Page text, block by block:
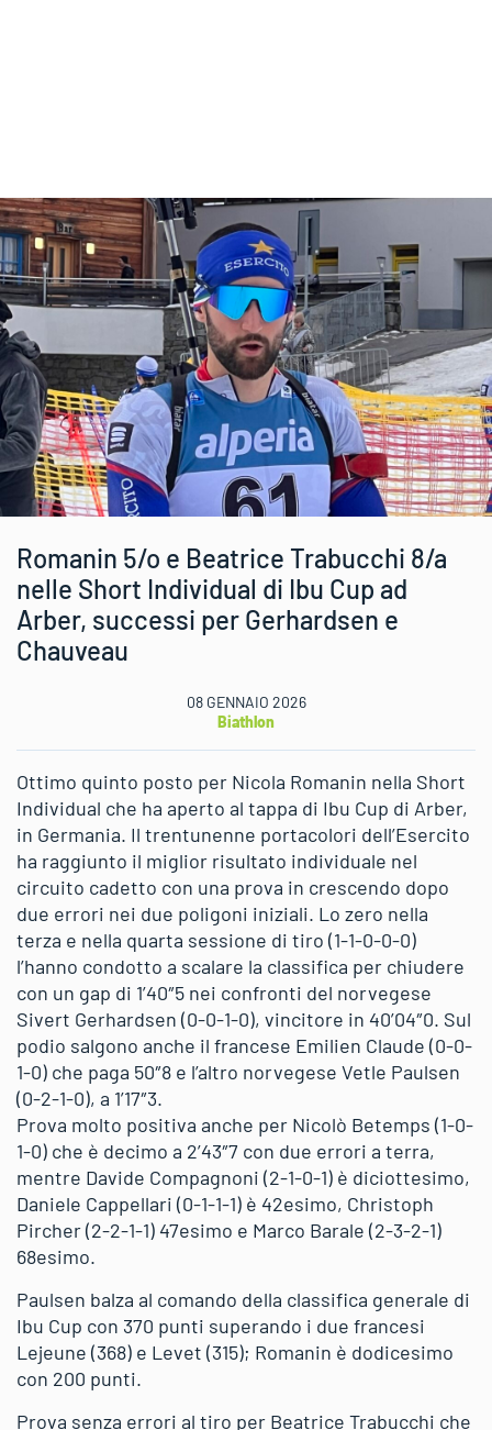
Romanin 5/o e Beatrice Trabucchi 8/a
nelle Short Individual di Ibu Cup ad
Arber, successi per Gerhardsen e
Chauveau
08 GENNAIO 2026
Biathlon
Ottimo quinto posto per Nicola Romanin nella Short
Individual che ha aperto al tappa di Ibu Cup di Arber,
in Germania. Il trentunenne portacolori dell’Esercito
ha raggiunto il miglior risultato individuale nel
circuito cadetto con una prova in crescendo dopo
due errori nei due poligoni iniziali. Lo zero nella
terza e nella quarta sessione di tiro (1-1-0-0-0)
l’hanno condotto a scalare la classifica per chiudere
con un gap di 1’40″5 nei confronti del norvegese
Sivert Gerhardsen (0-0-1-0), vincitore in 40’04″0. Sul
podio salgono anche il francese Emilien Claude (0-0-
1-0) che paga 50″8 e l’altro norvegese Vetle Paulsen
(0-2-1-0), a 1’17″3.
Prova molto positiva anche per Nicolò Betemps (1-0-
1-0) che è decimo a 2’43″7 con due errori a terra,
mentre Davide Compagnoni (2-1-0-1) è diciottesimo,
Daniele Cappellari (0-1-1-1) è 42esimo, Christoph
Pircher (2-2-1-1) 47esimo e Marco Barale (2-3-2-1)
68esimo.
Paulsen balza al comando della classifica generale di
Ibu Cup con 370 punti superando i due francesi
Lejeune (368) e Levet (315); Romanin è dodicesimo
con 200 punti.
Prova senza errori al tiro per Beatrice Trabucchi che